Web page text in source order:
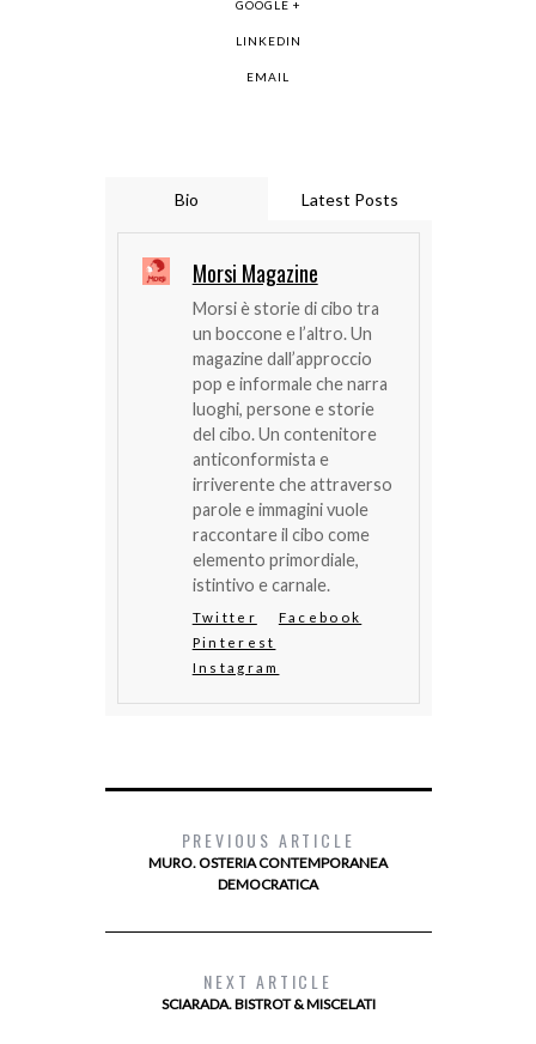
GOOGLE +
LINKEDIN
EMAIL
Bio Latest Posts
Morsi Magazine
Morsi è storie di cibo tra
un boccone e l’altro. Un
magazine dall’approccio
pop e informale che narra
luoghi, persone e storie
del cibo. Un contenitore
anticonformista e
irriverente che attraverso
parole e immagini vuole
raccontare il cibo come
elemento primordiale,
istintivo e carnale.
Twitter
Facebook
Pinterest
Instagram
PREVIOUS ARTICLE
MURO. OSTERIA CONTEMPORANEA
DEMOCRATICA
NEXT ARTICLE
SCIARADA. BISTROT & MISCELATI